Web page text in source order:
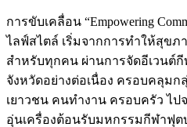
การขับเคลื่อน “Empowering
ไลฟ์สไตล์ เริ่มจากการทำให้สุขภ
สำหรับทุกคน ผ่านการจัดอีเวนต์
จังหวัดอย่างต่อเนื่อง ครอบคลุมก
เยาวชน คนทำงาน ครอบครัว ไป
อุ่นเครื่องต้อนรับมหกรรมกีฬาฟุต